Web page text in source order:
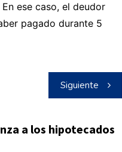
ese caso, el deudor
pagado durante 5
Siguiente
a los hipotecados